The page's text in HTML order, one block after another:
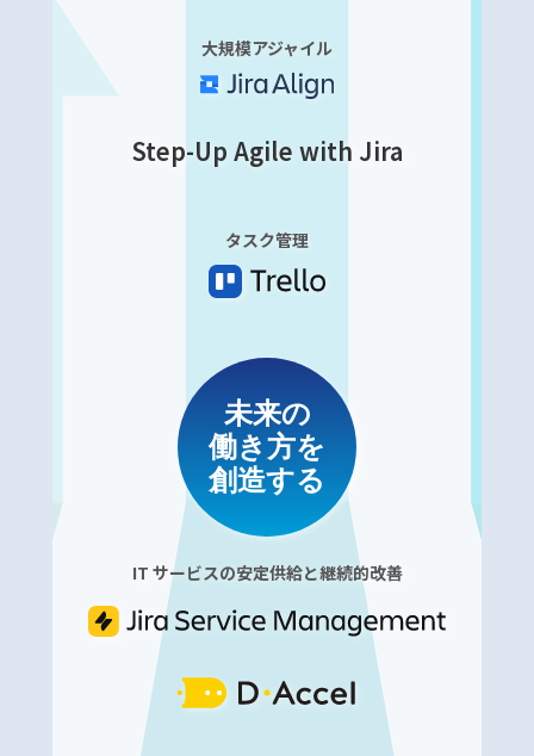
大規模アジャイル
Step-Up Agile with Jira
タスク管理
未来の
働き方を
創造する
IT サービスの安定供給と継続的改善